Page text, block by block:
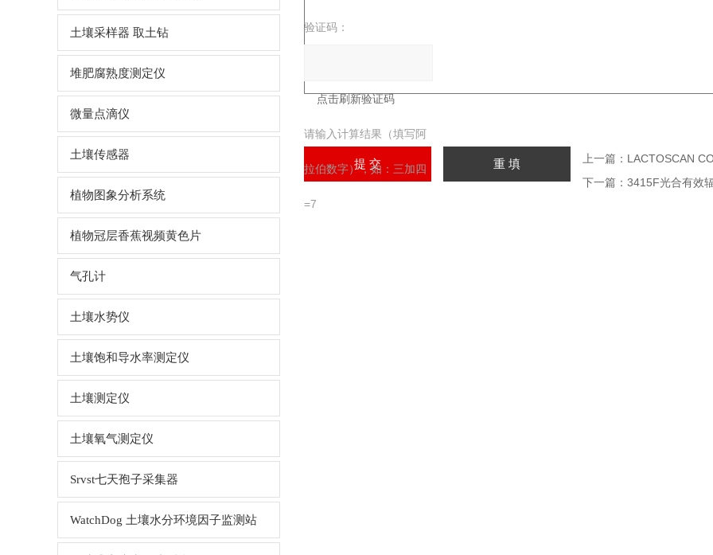
土壤采样器 取土钻
堆肥腐熟度测定仪
微量点滴仪
土壤传感器
植物图象分析系统
植物冠层香蕉视频黄色片
气孔计
土壤水势仪
土壤饱和导水率测定仪
土壤测定仪
土壤氧气测定仪
Srvst七天孢子采集器
WatchDog 土壤水分环境因子监测站
验证码：
请输入计算结果（填写阿
拉伯数字），如：三加四
=7
上一篇： LACTOSCAN
下一篇： 3415F光合有效